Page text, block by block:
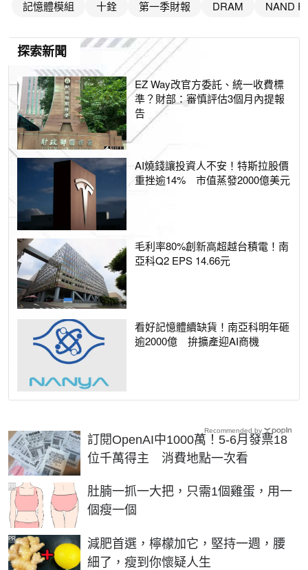
記憶體模組 十銓 第一季財報 DRAM NAND
探索新聞
EZ Way改官方委託、統一收費標
準？財部：審慎評估3個月內提報
告
AI燒錢讓投資人不安！特斯拉股價
重挫逾14% 市值蒸發2000億美元
毛利率80%創新高超越台積電！南
亞科Q2 EPS 14.66元
看好記憶體續缺貨！南亞科明年砸
逾2000億 拚擴產迎AI商機
訂閱OpenAI中1000萬！5-6月發票18
位千萬得主 消費地點一次看
肚腩一抓一大把，只需1個雞蛋，用一
個瘦一個
PR
減肥首選，檸檬加它，堅持一週，腰
細了，瘦到你懷疑人生
PR
Recommended by